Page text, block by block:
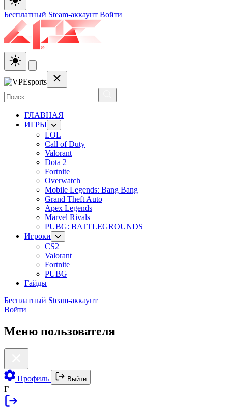
Бесплатный Steam-аккаунт Войти
ГЛАВНАЯ
ИГРЫ
LOL
Call of Duty
Valorant
Dota 2
Fortnite
Overwatch
Mobile Legends: Bang Bang
Grand Theft Auto
Apex Legends
Marvel Rivals
PUBG: BATTLEGROUNDS
Игроки
CS2
Valorant
Fortnite
PUBG
Гайды
Бесплатный Steam-аккаунт
Войти
Меню пользователя
Профиль Выйти
Г